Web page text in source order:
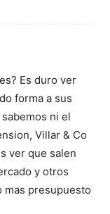
Es duro ver
forma a sus
ni el
Villar & Co
ver que salen
y otros
mas presupuesto